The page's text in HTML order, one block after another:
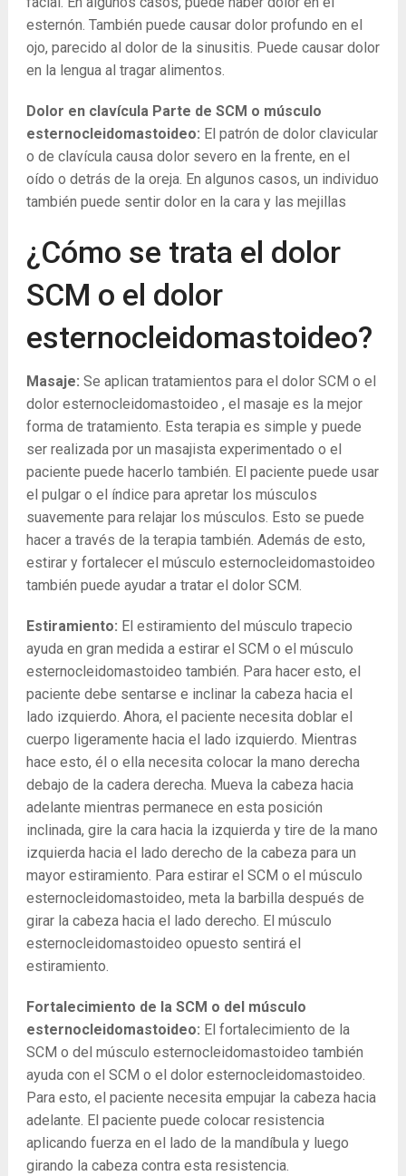
esternón. También puede causar dolor profundo en el
ojo, parecido al dolor de la sinusitis. Puede causar dolor
en la lengua al tragar alimentos.
Dolor en clavícula Parte de SCM o músculo
esternocleidomastoideo: El patrón de dolor clavicular
o de clavícula causa dolor severo en la frente, en el
oído o detrás de la oreja. En algunos casos, un individuo
también puede sentir dolor en la cara y las mejillas
¿Cómo se trata el dolor
SCM o el dolor
esternocleidomastoideo?
Masaje: Se aplican tratamientos para el dolor SCM o el
dolor esternocleidomastoideo , el masaje es la mejor
forma de tratamiento. Esta terapia es simple y puede
ser realizada por un masajista experimentado o el
paciente puede hacerlo también. El paciente puede usar
el pulgar o el índice para apretar los músculos
suavemente para relajar los músculos. Esto se puede
hacer a través de la terapia también. Además de esto,
estirar y fortalecer el músculo esternocleidomastoideo
también puede ayudar a tratar el dolor SCM.
Estiramiento: El estiramiento del músculo trapecio
ayuda en gran medida a estirar el SCM o el músculo
esternocleidomastoideo también. Para hacer esto, el
paciente debe sentarse e inclinar la cabeza hacia el
lado izquierdo. Ahora, el paciente necesita doblar el
cuerpo ligeramente hacia el lado izquierdo. Mientras
hace esto, él o ella necesita colocar la mano derecha
debajo de la cadera derecha. Mueva la cabeza hacia
adelante mientras permanece en esta posición
inclinada, gire la cara hacia la izquierda y tire de la mano
izquierda hacia el lado derecho de la cabeza para un
mayor estiramiento. Para estirar el SCM o el músculo
esternocleidomastoideo, meta la barbilla después de
girar la cabeza hacia el lado derecho. El músculo
esternocleidomastoideo opuesto sentirá el
estiramiento.
Fortalecimiento de la SCM o del músculo
esternocleidomastoideo: El fortalecimiento de la
SCM o del músculo esternocleidomastoideo también
ayuda con el SCM o el dolor esternocleidomastoideo.
Para esto, el paciente necesita empujar la cabeza hacia
adelante. El paciente puede colocar resistencia
aplicando fuerza en el lado de la mandíbula y luego
girando la cabeza contra esta resistencia.